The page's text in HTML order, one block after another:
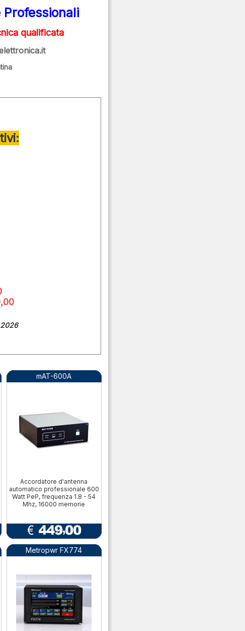
Professionali
qualificata
mAT-600A
Accordatore d'antenna
automatico professionale 600
Watt PeP, frequenza 1.8 - 54
Mhz, 16000 memorie
Metropwr FX774